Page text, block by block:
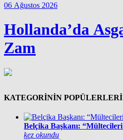
06 Ağustos 2026
Hollanda’da
Zam
KATEGORİNİN POPÜLERLERİ
Belçika Başkanı:
kez okundu